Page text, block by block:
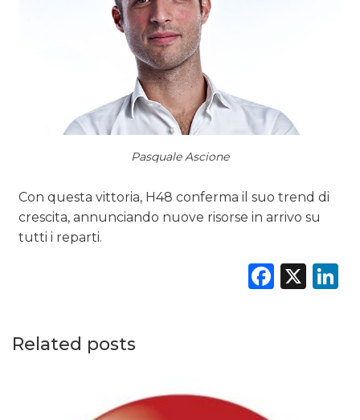
Pasquale Ascione
Con questa vittoria, H48 conferma il suo trend di
crescita, annunciando nuove risorse in arrivo su
tutti i reparti.
X
Related posts